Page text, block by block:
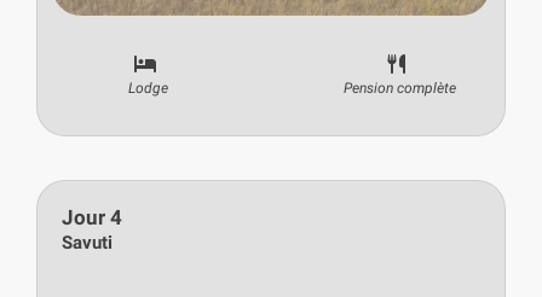
Lodge Pension complète
Jour 4
Savuti